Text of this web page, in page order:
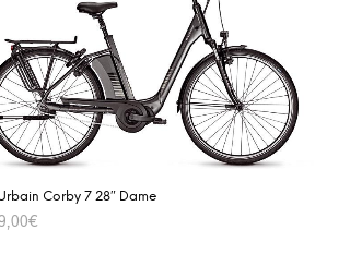
Corby 7 28″ Dame
€